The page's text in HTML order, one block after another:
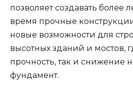
позволяет создавать более
время прочные
новые возможности для
высотных зданий и мостов,
прочность, так и снижение
фундамент.